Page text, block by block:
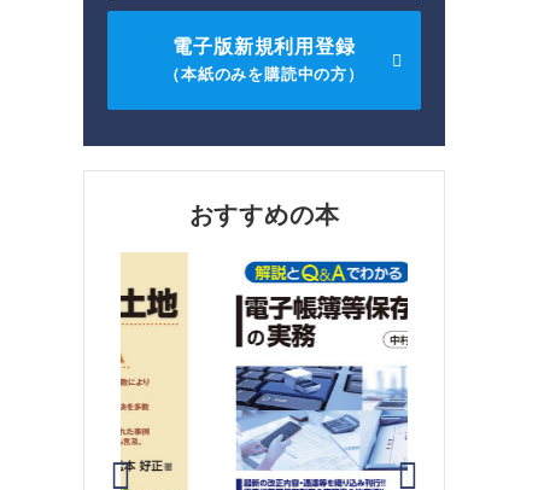
電子版新規利用登録
（本紙のみを購読中の方）
おすすめの本